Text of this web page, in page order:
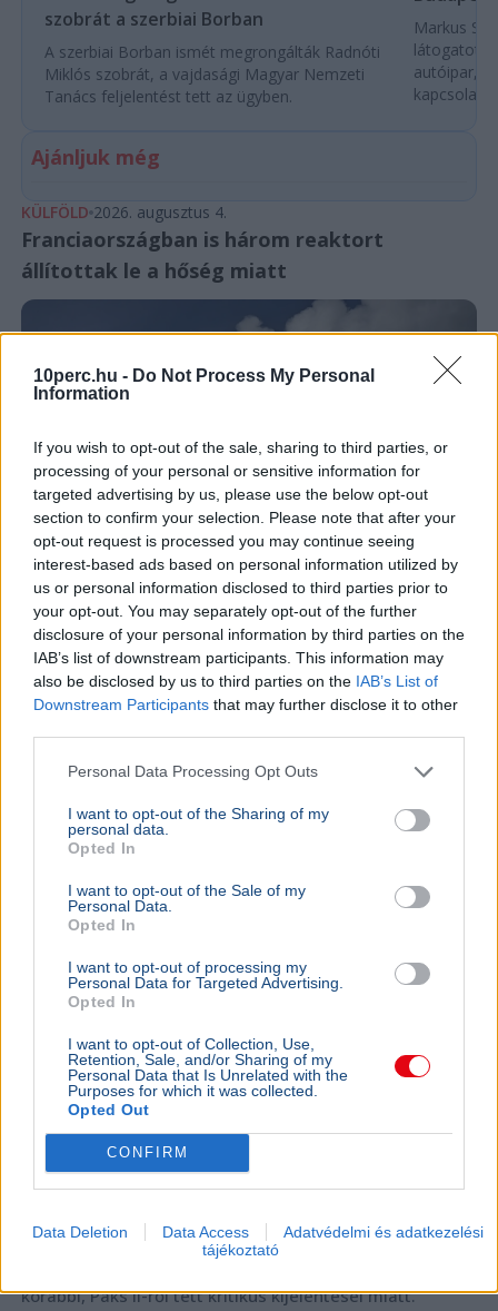
10perc.hu - Do Not Process My Personal
Information
If you wish to opt-out of the sale, sharing to third parties, or
processing of your personal or sensitive information for
targeted advertising by us, please use the below opt-out
section to confirm your selection. Please note that after your
opt-out request is processed you may continue seeing
interest-based ads based on personal information utilized by
us or personal information disclosed to third parties prior to
your opt-out. You may separately opt-out of the further
disclosure of your personal information by third parties on the
IAB’s list of downstream participants. This information may
also be disclosed by us to third parties on the IAB’s List of
Downstream Participants that may further disclose it to other
Personal Data Processing Opt Outs
I want to opt-out of the Sharing of my
personal data.
Opted In
I want to opt-out of the Sale of my
Personal Data.
Opted In
I want to opt-out of processing my
Personal Data for Targeted Advertising.
Opted In
I want to opt-out of Collection, Use,
Retention, Sale, and/or Sharing of my
Personal Data that Is Unrelated with the
Purposes for which it was collected.
Opted Out
CONFIRM
Data Deletion Data Access
Adatvédelmi és adatkezelési
tájékoztató
szobrát a szerbiai Borban
A szerbiai Borban ismét megrongálták Radnóti
Miklós szobrát, a vajdasági Magyar Nemzeti
Tanács feljelentést tett az ügyben.
Markus
látogatott
autóipar,
Ajánljuk még
KÜLFÖLD 2026. augusztus 4.
Franciaországban is három reaktort
állítottak le a hőség miatt
Franciaország Magyar Péter Aszály Atomerőmű Duna
Franciaországban három atomerőművi reaktort
állítottak le a folyók alacsony vízhozama miatt,
miközben Paks négy blokkjából is csak egy
termel.&nbsp;Bővebben...
Az orosz állami média Magyar Pétert
támadta a paksi válság kapcsán
A RIA Novosztyi orosz állami hírügynökség a paksi
korábbi, Paks II-ről tett kritikus kijelentései miatt.